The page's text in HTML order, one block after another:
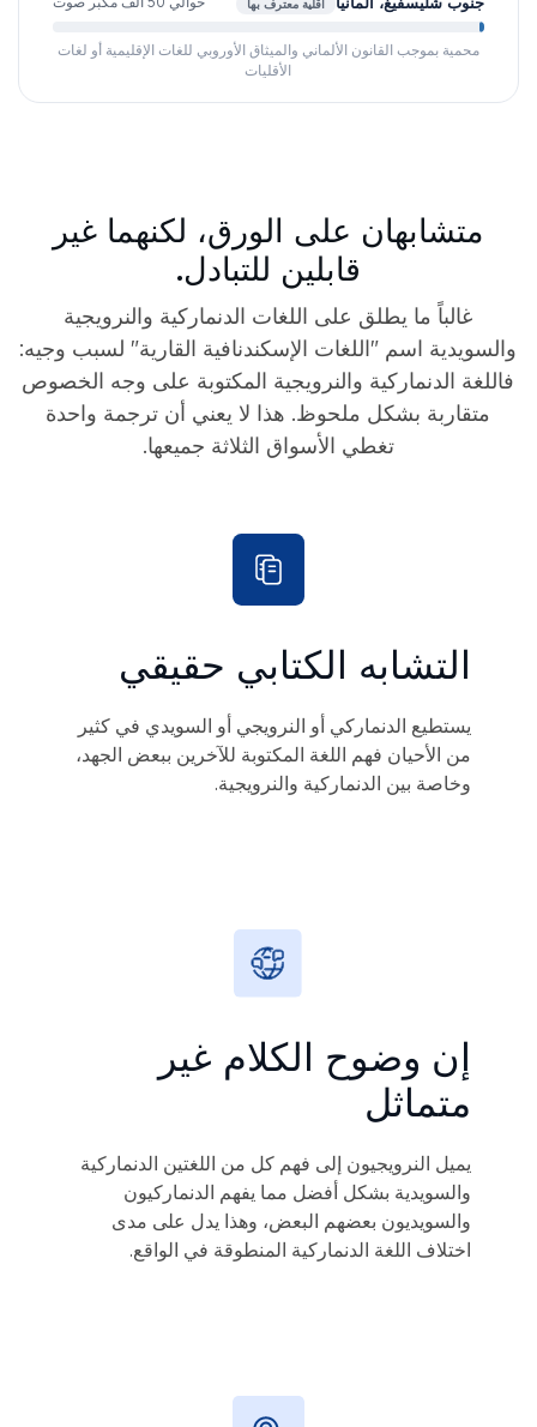
أقلية معترف بها
محمية بموجب القانون الألماني والميثاق الأوروبي للغات الإقليمية أو لغات
الأقليات
متشابهان على الورق، لكنهما غير
قابلين للتبادل.
غالباً ما يطلق على اللغات الدنماركية والنرويجية
والسويدية اسم "اللغات الإسكندنافية القارية" لسبب وجيه:
فاللغة الدنماركية والنرويجية المكتوبة على وجه الخصوص
متقاربة بشكل ملحوظ. هذا لا يعني أن ترجمة واحدة
تغطي الأسواق الثلاثة جميعها.
التشابه الكتابي حقيقي
يستطيع الدنماركي أو النرويجي أو السويدي في كثير
من الأحيان فهم اللغة المكتوبة للآخرين ببعض الجهد،
وخاصة بين الدنماركية والنرويجية.
إن وضوح الكلام غير
متماثل
يميل النرويجيون إلى فهم كل من اللغتين الدنماركية
والسويدية بشكل أفضل مما يفهم الدنماركيون
والسويديون بعضهم البعض، وهذا يدل على مدى
اختلاف اللغة الدنماركية المنطوقة في الواقع.